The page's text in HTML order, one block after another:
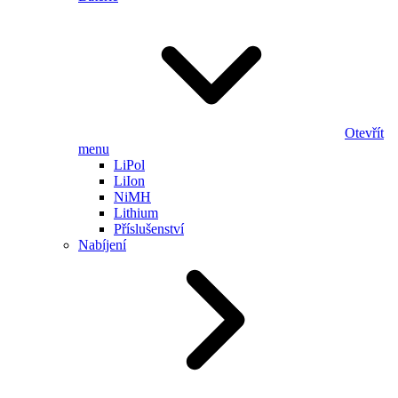
Otevřít
menu
LiPol
LiIon
NiMH
Lithium
Příslušenství
Nabíjení